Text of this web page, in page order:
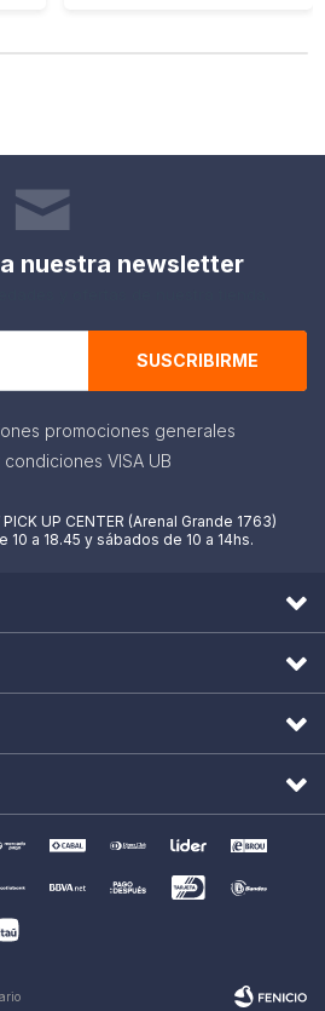
nuestra newsletter
SUSCRIBIRME
promociones generales
condiciones VISA UB
UP CENTER (Arenal Grande 1763)
10 a 18.45 y sábados de 10 a 14hs.